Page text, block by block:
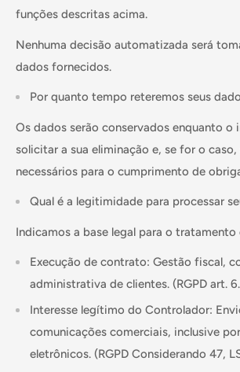
funções descritas acima.
Nenhuma decisão automatizada será
dados fornecidos.
Por quanto tempo reteremos seus
Os dados serão conservados enquanto o
solicitar a sua eliminação e, se for o
necessários para o cumprimento de
Qual é a legitimidade para processar
Indicamos a base legal para o tratamento
Execução de contrato: Gestão fiscal,
administrativa de clientes. (RGPD art.
Interesse legítimo do Controlador:
comunicações comerciais, inclusive
eletrônicos. (RGPD Considerando 47,